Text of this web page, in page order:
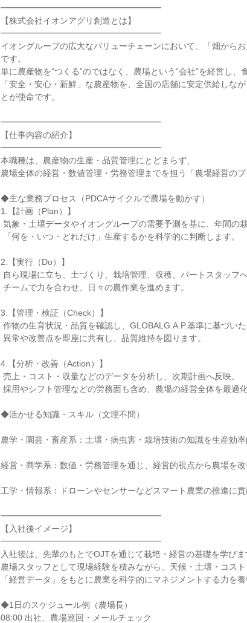
━━━━━━━━━━━━━━━━━━━
【株式会社イオンアグリ創造とは】
━━━━━━━━━━━━━━━━━━━
イオングループの広大なバリューチェーンにおいて、「畑から
です。
単に農産物を“つくる”のではなく、農場という“会社”を経営し、
「安全・安心・新鮮」な農産物を、全国の店舗に安定供給しな
とが使命です。
━━━━━━━━━━━━━━━━━━━
【仕事内容の紹介】
━━━━━━━━━━━━━━━━━━━
本職種は、農産物の生産・品質管理にとどまらず、
農場全体の経営・数値管理・労務管理までを担う「農場経営の
◆主な業務プロセス（PDCAサイクルで農場を動かす）
1.【計画（Plan）】
2.【実行（Do）】
3.【管理・検証（Check）】
4.【分析・改善（Action）】
◆活かせる知識・スキル（文理不問）
農学・園芸・畜産系：土壌・病虫害・栽培技術の知識を生産効
経営・商学系：数値・労務管理を通じ、経営的視点から農場を
工学・情報系：ドローンやセンサーなどスマート農業の推進に
━━━━━━━━━━━━━━━━━━━
【入社後イメージ】
━━━━━━━━━━━━━━━━━━━
入社後は、先輩のもとでOJTを通じて栽培・経営の基礎を学びま
農場スタッフとして現場経験を積みながら、天候・土壌・コス
「経営データ」をもとに農業を科学的にマネジメントする力を養
◆1日のスケジュール例（農場長）
08:00 出社、農場巡回・メールチェック